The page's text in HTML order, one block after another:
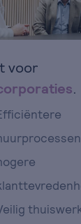
voor
.